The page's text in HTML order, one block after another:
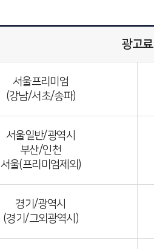
광고료
서울프리미엄
(강남/서초/송파)
서울일반/광역시
부산/인천
서울(프리미엄제외)
경기/광역시
(경기/그외광역시)